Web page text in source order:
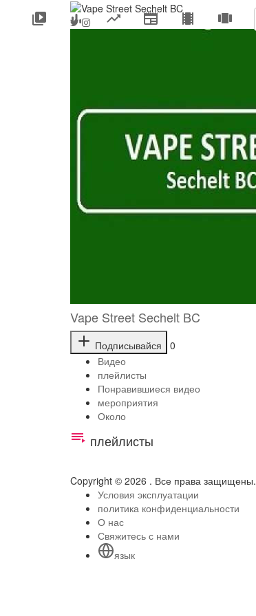
Vape Street Sechelt BC
Подписывайся
0
Видео
плейлисты
Понравившиеся видео
мероприятия
Около
плейлисты
Copyright © 2026 . Все права защищены.
Условия эксплуатации
политика конфиденциальности
О нас
Свяжитесь с нами
язык